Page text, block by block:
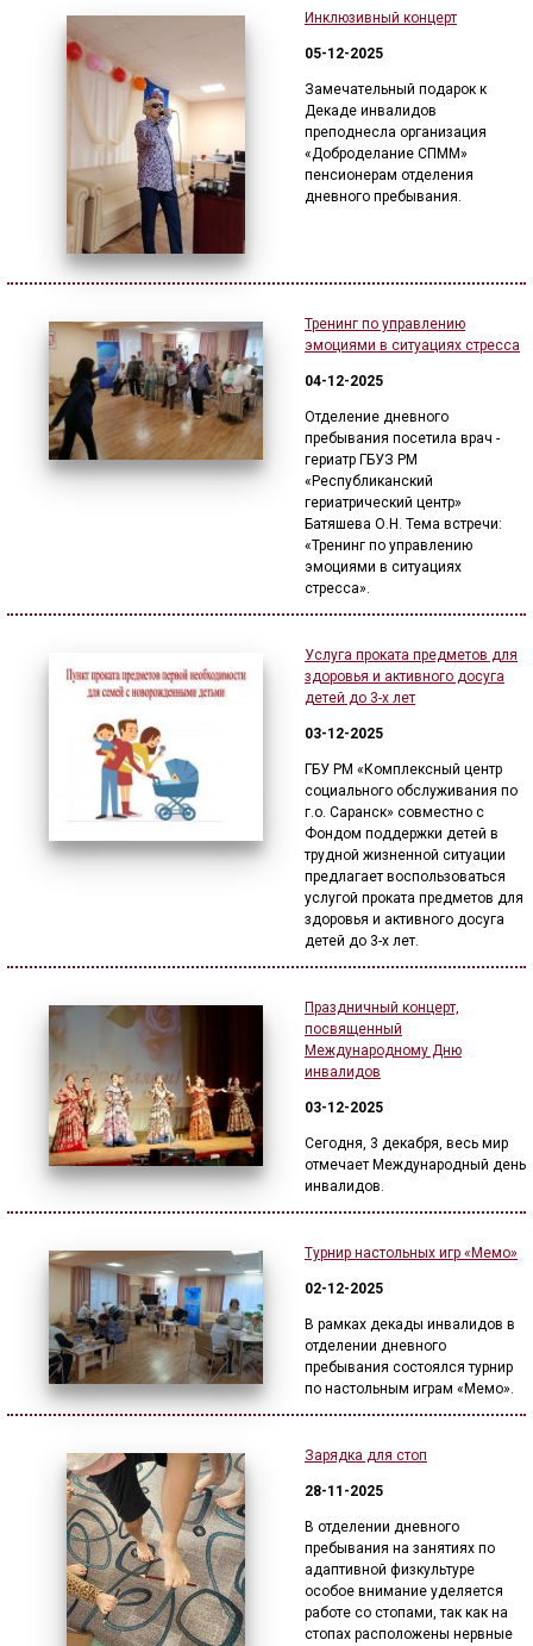
Инклюзивный концерт
05-12-2025
Замечательный подарок к
Декаде инвалидов
преподнесла организация
«Доброделание СПММ»
пенсионерам отделения
дневного пребывания.
Тренинг по управлению
эмоциями в ситуациях стресса
04-12-2025
Отделение дневного
пребывания посетила врач -
гериатр ГБУЗ РМ
«Республиканский
гериатрический центр»
Батяшева О.Н. Тема встречи:
«Тренинг по управлению
эмоциями в ситуациях
стресса».
Услуга проката предметов для
здоровья и активного досуга
детей до 3-х лет
03-12-2025
ГБУ РМ «Комплексный центр
социального обслуживания по
г.о. Саранск» совместно с
Фондом поддержки детей в
трудной жизненной ситуации
предлагает воспользоваться
услугой проката предметов для
здоровья и активного досуга
детей до 3-х лет.
Праздничный концерт,
посвященный
Международному Дню
инвалидов
03-12-2025
Сегодня, 3 декабря, весь мир
отмечает Международный день
инвалидов.
Турнир настольных игр «Мемо»
02-12-2025
В рамках декады инвалидов в
отделении дневного
пребывания состоялся турнир
по настольным играм «Мемо».
Зарядка для стоп
28-11-2025
В отделении дневного
пребывания на занятиях по
адаптивной физкультуре
особое внимание уделяется
работе со стопами, так как на
стопах расположены нервные